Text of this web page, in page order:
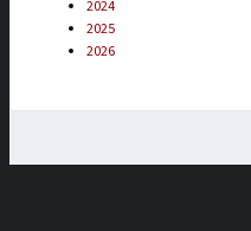
2024
2025
2026